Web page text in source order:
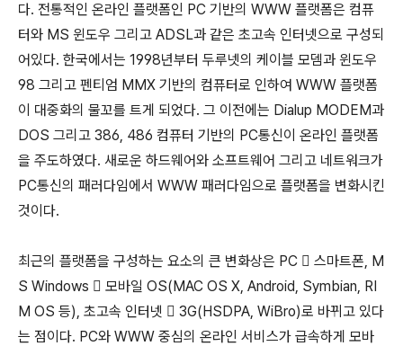
다. 전통적인 온라인 플랫폼인 PC 기반의 WWW 플랫폼은 컴퓨
터와 MS 윈도우 그리고 ADSL과 같은 초고속 인터넷으로 구성되
어있다. 한국에서는 1998년부터 두루넷의 케이블 모뎀과 윈도우
98 그리고 펜티엄 MMX 기반의 컴퓨터로 인하여 WWW 플랫폼
이 대중화의 물꼬를 트게 되었다. 그 이전에는 Dialup MODEM과
DOS 그리고 386, 486 컴퓨터 기반의 PC통신이 온라인 플랫폼
을 주도하였다. 새로운 하드웨어와 소프트웨어 그리고 네트워크가
PC통신의 패러다임에서 WWW 패러다임으로 플랫폼을 변화시킨
것이다.
최근의 플랫폼을 구성하는 요소의 큰 변화상은 PC  스마트폰, M
S Windows  모바일 OS(MAC OS X, Android, Symbian, RI
M OS 등), 초고속 인터넷  3G(HSDPA, WiBro)로 바뀌고 있다
는 점이다. PC와 WWW 중심의 온라인 서비스가 급속하게 모바